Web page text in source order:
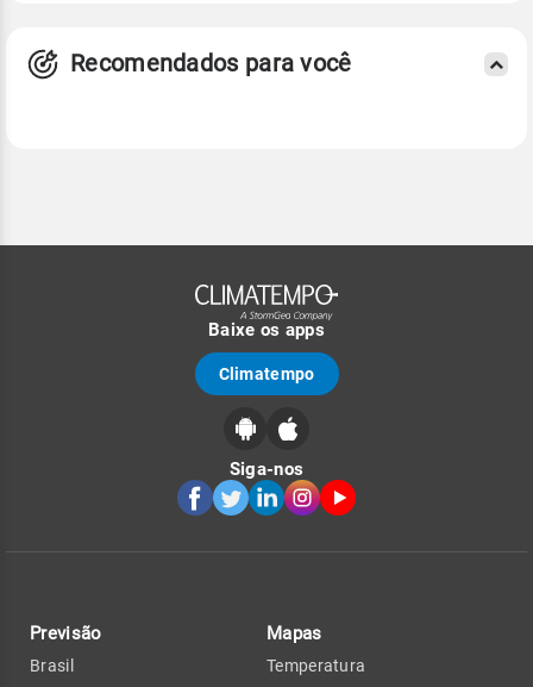
Recomendados para você
Baixe os apps
Climatempo
Siga-nos
Previsão
Brasil
Mapas
Temperatura